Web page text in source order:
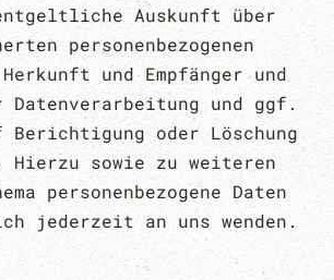
Auskunft über
personenbezogenen
und Empfänger und
Datenverarbeitung und ggf.
oder Löschung
Hierzu sowie zu weiteren
personenbezogene Daten
jederzeit an uns wenden.